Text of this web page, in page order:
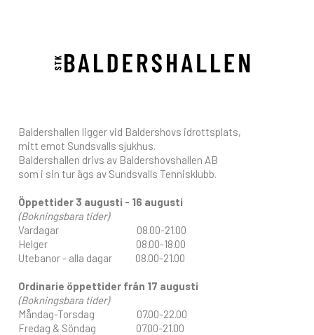
Baldershallen ligger vid Baldershovs idrottsplats,
mitt emot Sundsvalls sjukhus.
Baldershallen drivs av Baldershovshallen AB
som i sin tur ägs av Sundsvalls Tennisklubb.
Öppettider 3 augusti - 16 augusti
(Bokningsbara tider)
Vardagar 08.00-21.00
Helger 08.00-18.00
Utebanor - alla dagar 08.00-21.00
Ordinarie öppettider från 17 augusti
(Bokningsbara tider)
Måndag-Torsdag 07.00-22.00
Fredag & Söndag 07.00-21.00